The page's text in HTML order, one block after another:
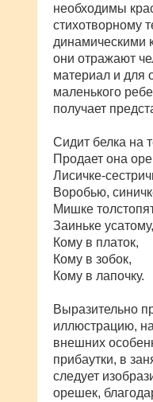
необходимы
стихотворному
динамическими
они отражают
материал и для
маленького
получает
Сидит белка на
Продает она
Лисичке-
Воробью,
Мишке
Заиньке усатому,
Кому в платок,
Кому в зобок,
Кому в лапочку.
Выразительно
иллюстрацию,
внешних
прибаутки, в
следует
орешек,